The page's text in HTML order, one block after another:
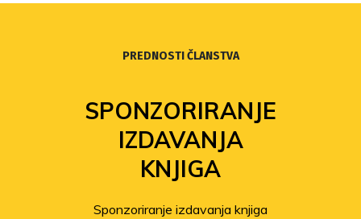
PREDNOSTI ČLANSTVA
SPONZORIRANJE
IZDAVANJA
KNJIGA
Sponzoriranje izdavanja knjiga